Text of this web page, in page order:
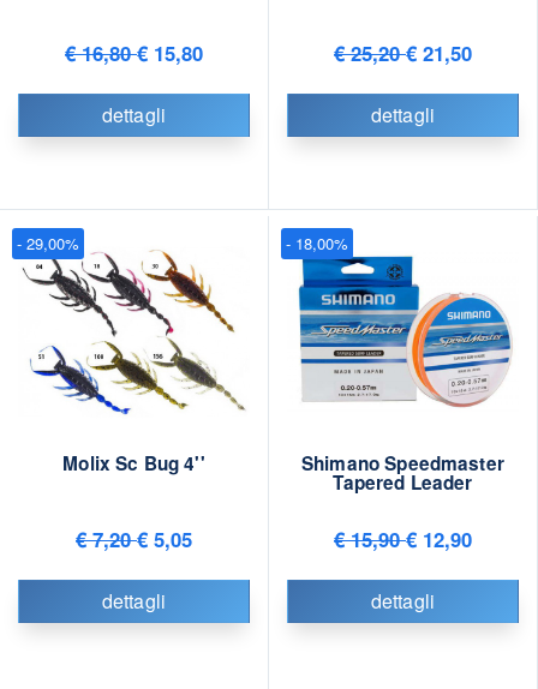
€ 16,80€ 15,80
dettagli
€ 25,20€ 21,50
dettagli
Molix Sc Bug 4''
€ 7,20€ 5,05
dettagli
- 29,00%
Shimano Speedmaster
Tapered Leader
€ 15,90€ 12,90
dettagli
- 18,00%